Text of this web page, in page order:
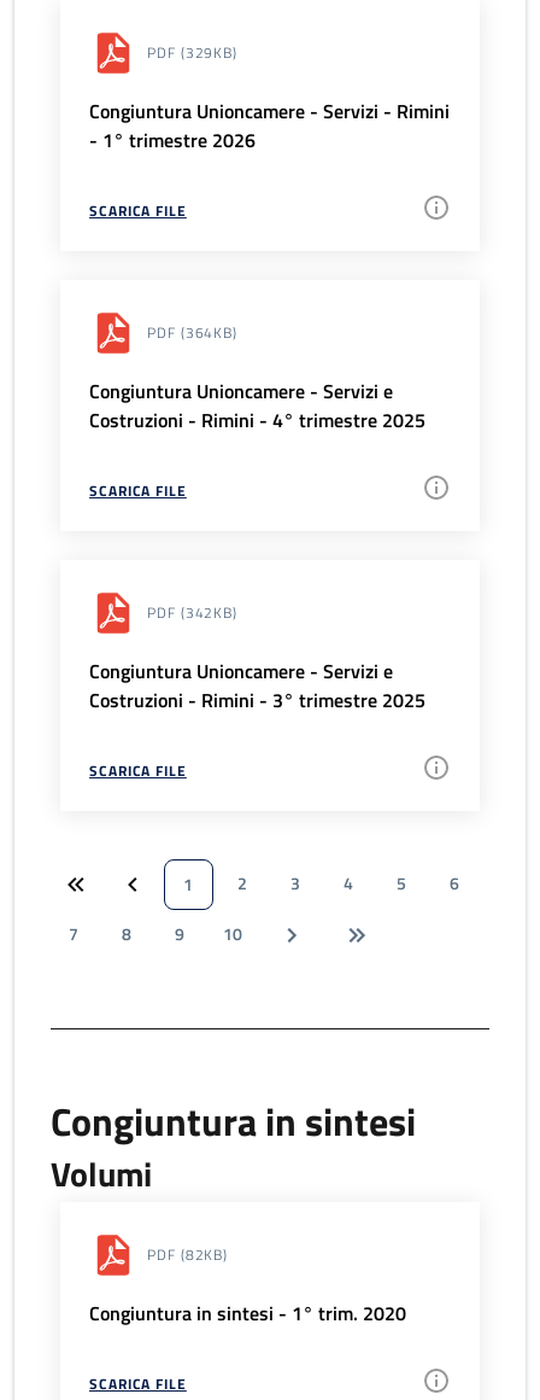
PDF (329KB)
Congiuntura Unioncamere - Servizi - Rimini
- 1° trimestre 2026
SCARICA FILE
PDF (364KB)
Congiuntura Unioncamere - Servizi e
Costruzioni - Rimini - 4° trimestre 2025
SCARICA FILE
PDF (342KB)
Congiuntura Unioncamere - Servizi e
Costruzioni - Rimini - 3° trimestre 2025
SCARICA FILE
1 2 3 4 5
6
7
8 9 10
Congiuntura in sintesi
Volumi
PDF (82KB)
Congiuntura in sintesi - 1° trim. 2020
SCARICA FILE